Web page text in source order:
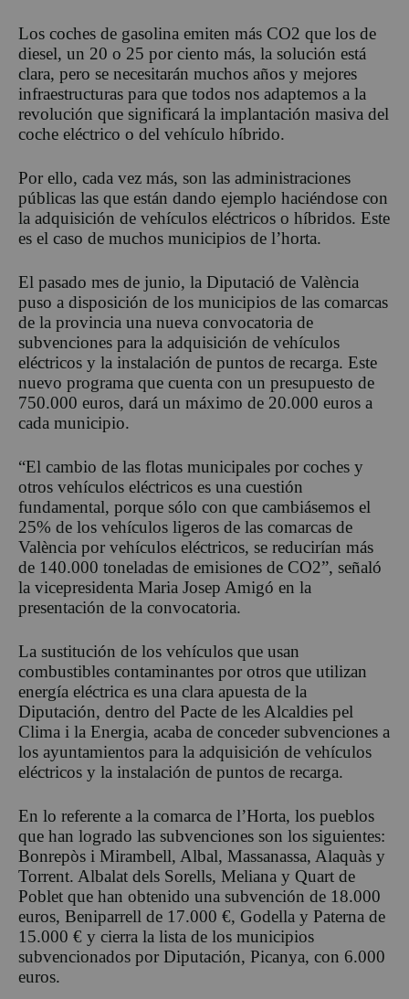
Los coches de gasolina emiten más CO2 que los de
diesel, un 20 o 25 por ciento más, la solución está
clara, pero se necesitarán muchos años y mejores
infraestructuras para que todos nos adaptemos a la
revolución que significará la implantación masiva del
coche eléctrico o del vehículo híbrido.
Por ello, cada vez más, son las administraciones
públicas las que están dando ejemplo haciéndose con
la adquisición de vehículos eléctricos o híbridos. Este
es el caso de muchos municipios de l’horta.
El pasado mes de junio, la Diputació de València
puso a disposición de los municipios de las comarcas
de la provincia una nueva convocatoria de
subvenciones para la adquisición de vehículos
eléctricos y la instalación de puntos de recarga. Este
nuevo programa que cuenta con un presupuesto de
750.000 euros, dará un máximo de 20.000 euros a
cada municipio.
“El cambio de las flotas municipales por coches y
otros vehículos eléctricos es una cuestión
fundamental, porque sólo con que cambiásemos el
25% de los vehículos ligeros de las comarcas de
València por vehículos eléctricos, se reducirían más
de 140.000 toneladas de emisiones de CO2”, señaló
la vicepresidenta Maria Josep Amigó en la
presentación de la convocatoria.
La sustitución de los vehículos que usan
combustibles contaminantes por otros que utilizan
energía eléctrica es una clara apuesta de la
Diputación, dentro del Pacte de les Alcaldies pel
Clima i la Energia, acaba de conceder subvenciones a
los ayuntamientos para la adquisición de vehículos
eléctricos y la instalación de puntos de recarga.
En lo referente a la comarca de l’Horta, los pueblos
que han logrado las subvenciones son los siguientes:
Bonrepòs i Mirambell, Albal, Massanassa, Alaquàs y
Torrent. Albalat dels Sorells, Meliana y Quart de
Poblet que han obtenido una subvención de 18.000
euros, Beniparrell de 17.000 €, Godella y Paterna de
15.000 € y cierra la lista de los municipios
subvencionados por Diputación, Picanya, con 6.000
euros.